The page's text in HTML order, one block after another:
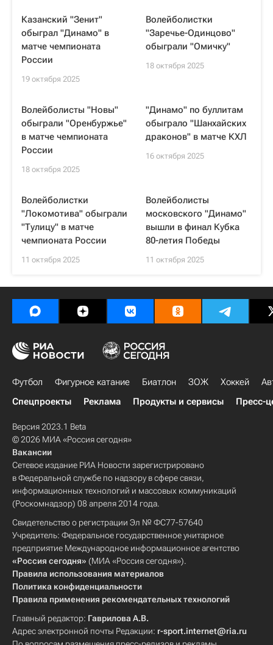
Казанский "Зенит"
обыграл "Динамо" в
матче чемпионата
России
19 октября 2025
Волейболистки
"Заречье-Одинцово"
обыграли "Омичку"
18 октября 2025
Волейболисты "Новы"
обыграли "Оренбуржье"
в матче чемпионата
России
18 октября 2025
"Динамо" по буллитам
обыграло "Шанхайских
драконов" в матче КХЛ
16 октября 2025
Волейболистки
"Локомотива" обыграли
"Тулицу" в матче
чемпионата России
11 октября 2025
Волейболисты
московского "Динамо"
вышли в финал Кубка
80-летия Победы
11 октября 2025
Футбол Фигурное катание Биатлон ЗОЖ Хоккей
Спецпроекты
Реклама Продукты и сервисы Пресс-
Версия 2023.1 Beta
© 2026 МИА «Россия сегодня»
Вакансии
Сетевое издание РИА Новости зарегистрировано
в Федеральной службе по надзору в сфере связи,
информационных технологий и массовых коммуникаций
(Роскомнадзор) 08 апреля 2014 года.
Свидетельство о регистрации Эл № ФС77-57640
Учредитель: Федеральное государственное унитарное
предприятие Международное информационное агентство
«Россия сегодня» (МИА «Россия сегодня»).
Правила использования материалов
Политика конфиденциальности
Правила применения рекомендательных технологий
Главный редактор: Гаврилова А.В.
Адрес электронной почты Редакции: r-sport.internet@ria.ru